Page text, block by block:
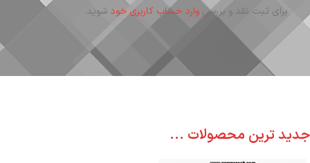
برای ثبت نقد و بررسیوارد حساب کاربری خود شوید.
جدید ترین محصولات ...